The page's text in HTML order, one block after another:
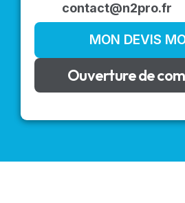
contact@n2pro.fr
MON DEVIS
Ouverture de